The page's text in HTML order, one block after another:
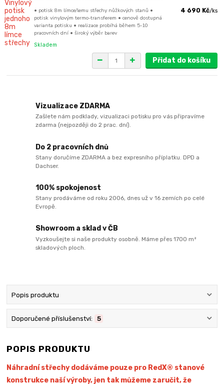
• potisk 8m límce/lemu střechy nůžkových stanů •
potisk vinylovým termo-transferem • cenově dostupná
varianta potisku • realizace probíhá během 5-10
pracovních dní • široký výběr barev
4 690 Kč/ks
Skladem
Přidat do košíku
Vizualizace ZDARMA
Zašlete nám podklady, vizualizaci potisku pro vás připravíme
zdarma (nejpozději do 2 prac. dní).
Do 2 pracovních dnů
Stany doručíme ZDARMA a bez expresního příplatku. DPD a
Dachser.
100% spokojenost
Stany prodáváme od roku 2006, dnes už v 16 zemích po celé
Evropě.
Showroom a sklad v ČB
Vyzkoušejte si naše produkty osobně. Máme přes 1700 m²
skladových ploch.
Popis produktu
Doporučené příslušenství: 5
POPIS PRODUKTU
Náhradní střechy dodáváme pouze pro RedX® stanové
konstrukce naší výroby, jen tak můžeme zaručit, že